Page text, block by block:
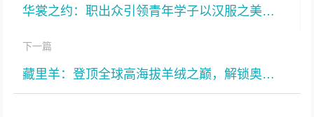
华裳之约：职出众引领青年学子以汉服之美传承文化新风尚
下一篇
藏里羊：登顶全球高海拔羊绒之巅，解锁奥黛丽・赫本式优雅